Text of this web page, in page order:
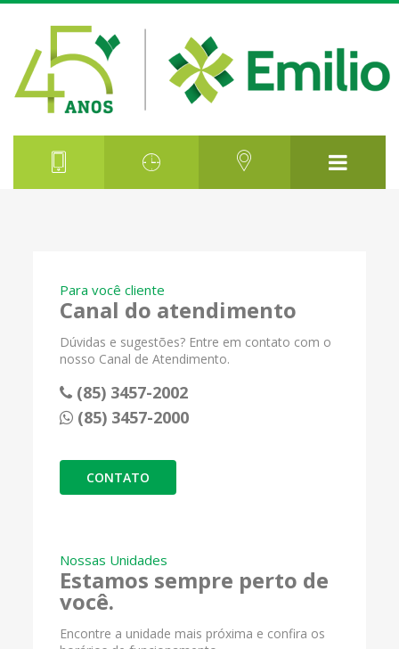
Para você cliente
Canal do atendimento
Dúvidas e sugestões? Entre em contato com o
nosso Canal de Atendimento.
(85) 3457-2002
(85) 3457-2000
CONTATO
Nossas Unidades
Estamos sempre perto de
você.
Encontre a unidade mais próxima e confira os